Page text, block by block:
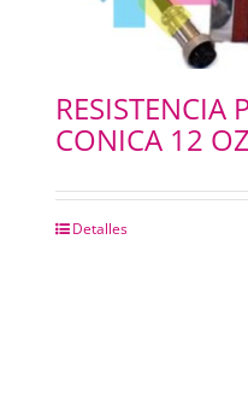
RESISTENCIA
CONICA 12
Detalles